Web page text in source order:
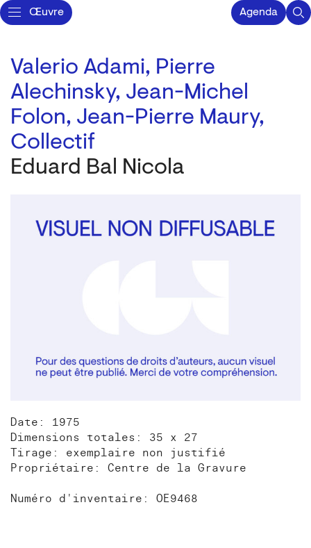
Œuvre Agenda
Valerio Adami, Pierre
Alechinsky, Jean-Michel
Folon, Jean-Pierre Maury,
Collectif
Eduard Bal Nicola
Date: 1975
Dimensions totales: 35 x 27
Tirage: exemplaire non justifié
Propriétaire: Centre de la Gravure
Numéro d'inventaire: OE9468